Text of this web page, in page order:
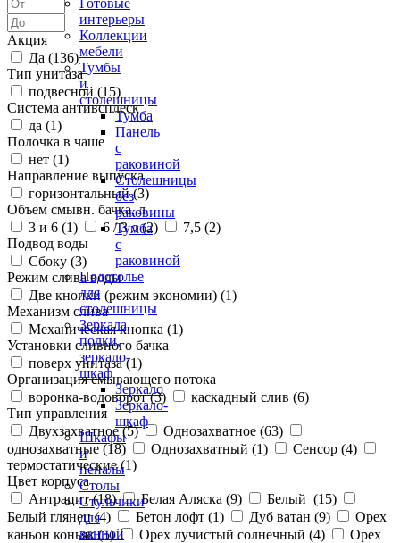
Готовые
интерьеры
Коллекции
мебели
Тумбы
и
столешницы
Тумба
Панель
с
раковиной
Столешницы
без
раковины
Тумба
с
раковиной
Подстолье
для
столешницы
Зеркала,
полки,
зеркало-
шкаф
Зеркало
Зеркало-
шкаф
Шкафы
и
пеналы
Столы
Стульчики
для
ванной
Акция
Да (136)
Тип унитаза
подвесной (15)
Система антивсплеск
да (1)
Полочка в чаше
нет (1)
Направление выпуска
горизонтальный (3)
Объем смывн. бачка, л
3 и 6 (1) 6 / 3 л (2) 7,5 (2)
Подвод воды
Сбоку (3)
Режим слива воды
Две кнопки (режим экономии) (1)
Механизм слива
Механическая кнопка (1)
Установки сливного бачка
поверх унитаза (1)
Организация смывающего потока
воронка-водоворот (3) каскадный слив (6)
Тип управления
Двухзахватное (5) Однозахватное (63)
однозахватные (18) Однозахватный (1) Сенсор (4)
термостатические (1)
Цвет корпуса
Антрацит (18) Белая Аляска (9) Белый (15)
Белый глянец (4) Бетон лофт (1) Дуб ватан (9)
Орех
каньон коньяк (5) Орех лучистый солнечный (4)
Орех